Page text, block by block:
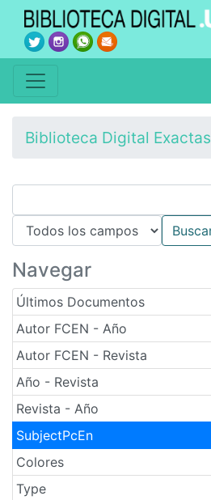
Biblioteca Digital Exactas
Navegar
Últimos Documentos
Autor FCEN - Año
Autor FCEN - Revista
Año - Revista
Revista - Año
SubjectPcEn
Colores
Type